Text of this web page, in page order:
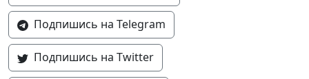
Подпишись на Telegram
Подпишись на Twitter